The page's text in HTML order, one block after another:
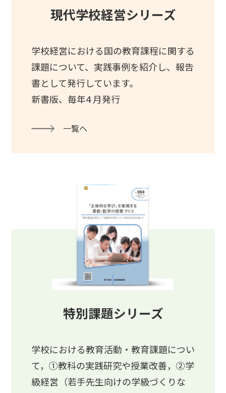
現代学校経営シリーズ
学校経営における国の教育課程に関する
課題について、実践事例を紹介し、報告
書として発行しています。
新書版、毎年4 月発行
一覧へ
特別課題シリーズ
学校における教育活動・教育課題につい
て，①教科の実践研究や授業改善，②学
級経営（若手先生向けの学級づくりな